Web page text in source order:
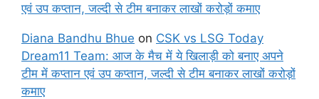
एवं उप कप्तान, जल्दी से टीम बनाकर लाखों करोड़ों कमाए
Diana Bandhu Bhue on CSK vs LSG Today
Dream11 Team: आज के मैच में ये खिलाड़ी को बनाए अपने
टीम में कप्तान एवं उप कप्तान, जल्दी से टीम बनाकर लाखों करोड़ों
कमाए